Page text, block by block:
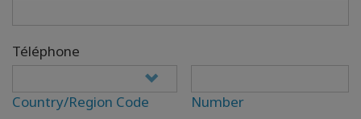
Téléphone
Country/Region Code
Number